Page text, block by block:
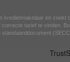
kredietmakelaar en
tarief te vinden.